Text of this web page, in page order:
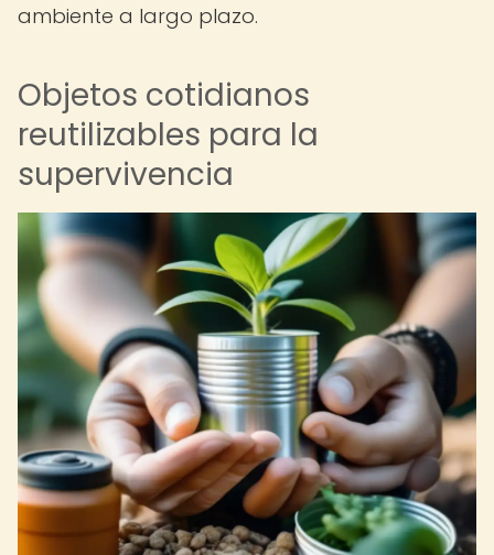
ambiente a largo plazo.
Objetos cotidianos
reutilizables para la
supervivencia